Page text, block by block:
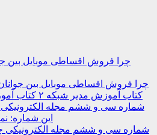
چرا فروش اقساطی موبایل بین
کتاب آموزش مدیر شبکه ۲
شماره سی و ششم مجله الکترونیکی